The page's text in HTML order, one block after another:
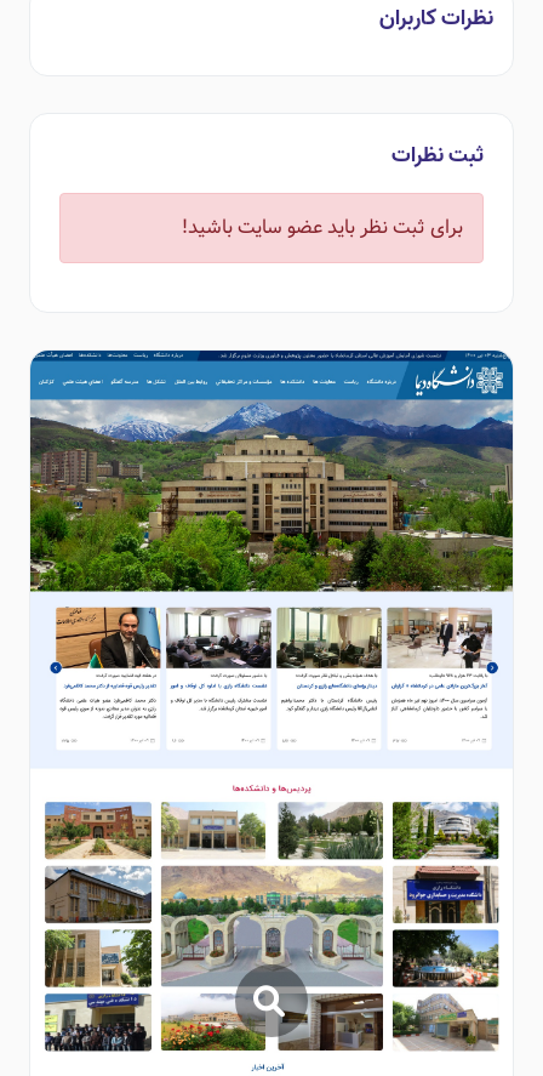
نظرات کاربران
ثبت نظرات
برای ثبت نظر باید عضو سایت باشید!